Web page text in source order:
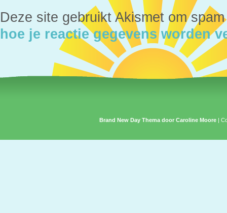
Deze site gebruikt Akismet om
hoe je reactie gegevens worden
Brand New Day Thema door Caroline Moore |